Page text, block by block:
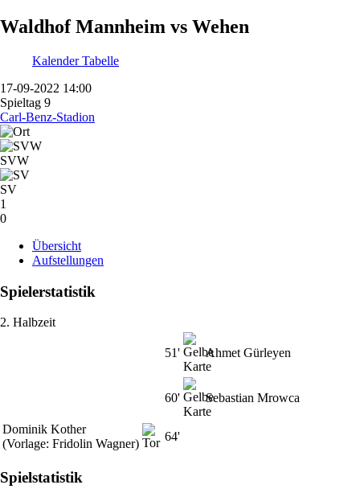
Waldhof Mannheim vs Wehen
KalenderTabelle
17-09-2022 14:00
Spieltag 9
Carl-Benz-Stadion
SVW
SV
1
0
Übersicht
Aufstellungen
Spielerstatistik
2. Halbzeit
51' Ahmet Gürleyen
60' Sebastian Mrowca
Dominik Kother
(Vorlage: Fridolin Wagner)
64'
Spielstatistik